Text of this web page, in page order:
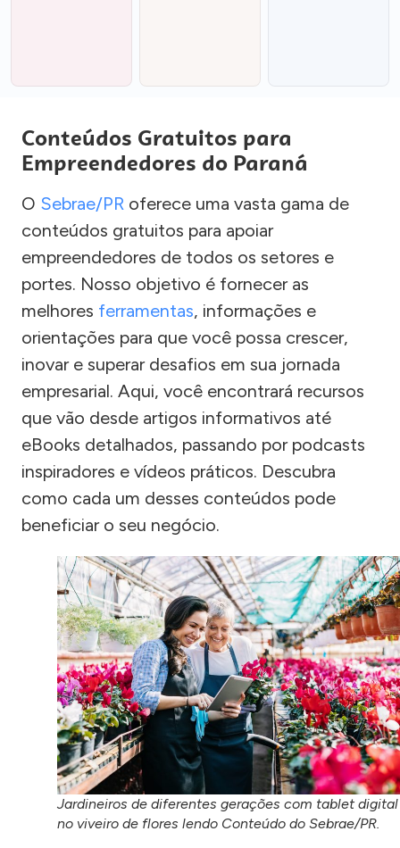
Conteúdos Gratuitos para
Empreendedores do Paraná
O Sebrae/PR oferece uma vasta gama de
conteúdos gratuitos para apoiar
empreendedores de todos os setores e
portes. Nosso objetivo é fornecer as
melhores ferramentas, informações e
orientações para que você possa crescer,
inovar e superar desafios em sua jornada
empresarial. Aqui, você encontrará recursos
que vão desde artigos informativos até
eBooks detalhados, passando por podcasts
inspiradores e vídeos práticos. Descubra
como cada um desses conteúdos pode
beneficiar o seu negócio.
Jardineiros de diferentes gerações com tablet digital
no viveiro de flores lendo Conteúdo do Sebrae/PR.